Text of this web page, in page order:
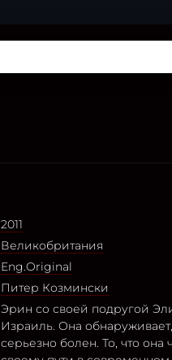
2011
Великобритания
Eng.Original
Питер Козмински
Эрин со своей подругой
Израиль. Она
серьезно болен. То, что она